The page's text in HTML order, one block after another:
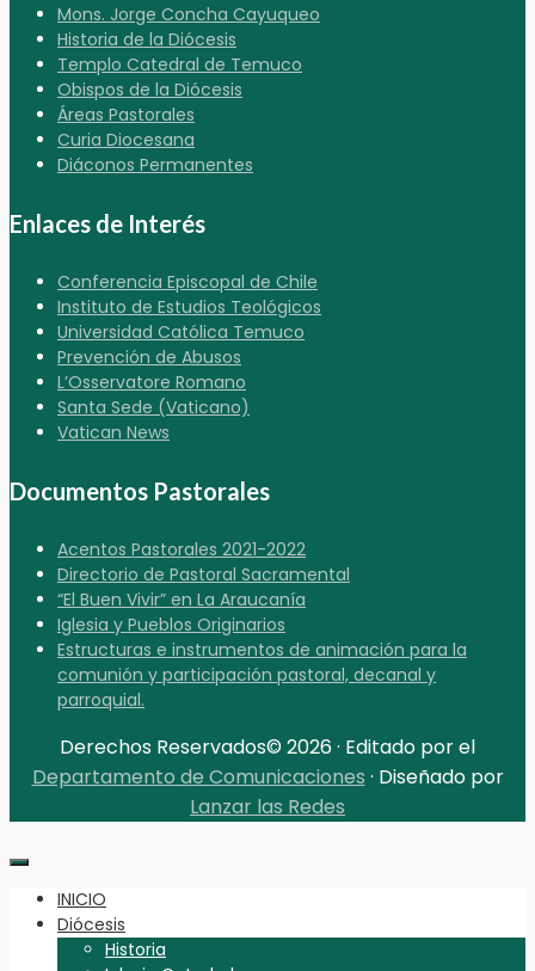
Mons. Jorge Concha Cayuqueo
Historia de la Diócesis
Templo Catedral de Temuco
Obispos de la Diócesis
Áreas Pastorales
Curia Diocesana
Diáconos Permanentes
Enlaces de Interés
Conferencia Episcopal de Chile
Instituto de Estudios Teológicos
Universidad Católica Temuco
Prevención de Abusos
L’Osservatore Romano
Santa Sede (Vaticano)
Vatican News
Documentos Pastorales
Acentos Pastorales 2021-2022
Directorio de Pastoral Sacramental
“El Buen Vivir” en La Araucanía
Iglesia y Pueblos Originarios
Estructuras e instrumentos de animación para la
comunión y participación pastoral, decanal y
parroquial.
Derechos Reservados© 2026 · Editado por el
Departamento de Comunicaciones · Diseñado por
Lanzar las Redes
INICIO
Diócesis
Historia